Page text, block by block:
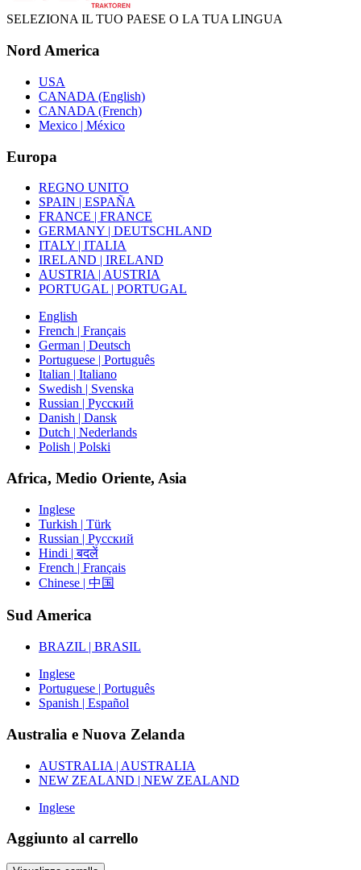
SELEZIONA IL TUO PAESE O LA TUA LINGUA
Nord America
USA
CANADA (English)
CANADA (French)
Mexico | México
Europa
REGNO UNITO
SPAIN | ESPAÑA
FRANCE | FRANCE
GERMANY | DEUTSCHLAND
ITALY | ITALIA
IRELAND | IRELAND
AUSTRIA | AUSTRIA
PORTUGAL | PORTUGAL
English
French | Français
German | Deutsch
Portuguese | Português
Italian | Italiano
Swedish | Svenska
Russian | Русский
Danish | Dansk
Dutch | Nederlands
Polish | Polski
Africa, Medio Oriente, Asia
Inglese
Turkish | Türk
Russian | Русский
Hindi | बदलें
French | Français
Chinese | 中国
Sud America
BRAZIL | BRASIL
Inglese
Portuguese | Português
Spanish | Español
Australia e Nuova Zelanda
AUSTRALIA | AUSTRALIA
NEW ZEALAND | NEW ZEALAND
Inglese
Aggiunto al carrello